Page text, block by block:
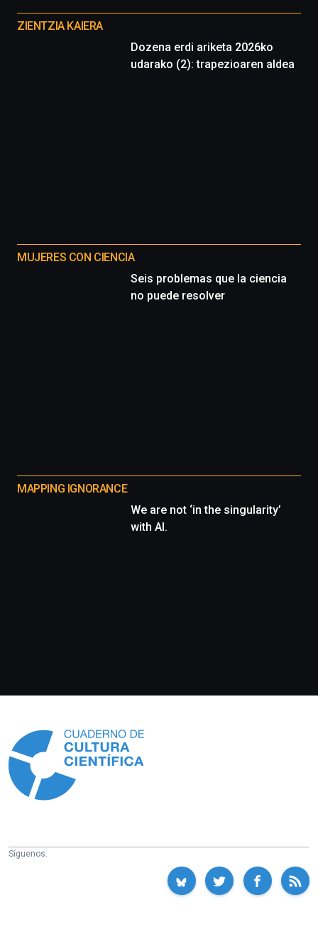
proyectos
ZIENTZIA KAIERA
Dozena erdi ariketa 2026ko
udarako (2): trapezioaren aldea
MUJERES CON CIENCIA
Seis problemas que la ciencia
no puede resolver
MAPPING IGNORANCE
We are not ‘in the singularity’
with AI.
Síguenos: